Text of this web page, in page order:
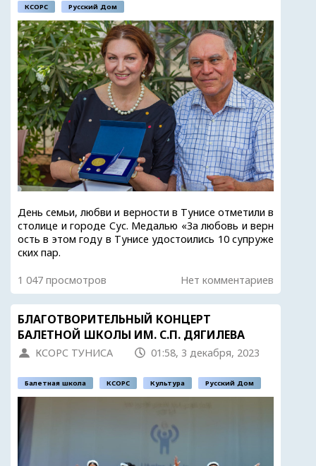
КСОРС Русский Дом
День семьи, любви и верности в Тунисе отметили в
столице и городе Сус. Медалью «За любовь и верн
ость в этом году в Тунисе удостоились 10 супруже
ских пар.
1 047 просмотров Нет комментариев
БЛАГОТВОРИТЕЛЬНЫЙ КОНЦЕРТ
БАЛЕТНОЙ ШКОЛЫ ИМ. С.П. ДЯГИЛЕВА
КСОРС ТУНИСА 01:58, 3 декабря, 2023
Балетная школа КСОРС Культура Русский Дом